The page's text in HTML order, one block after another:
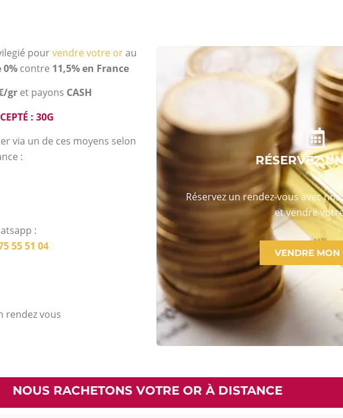
pourvendre votre orau
contre 11,5% en France
gr et payons CASH
: 30G
via un de ces moyens selon
:
:
55 51 04
rendez vous
RÉSERVEZ
Réservez un rendez-vous avec
et vendre
VENDRE MON
NOUS RACHETONS VOTRE OR À DISTANCE